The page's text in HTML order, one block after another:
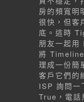
房的頻寬明
很快，但客
底。這時
朋友一起用
將
理成一份簡
客戶它們的
ISP 詢問
True，電